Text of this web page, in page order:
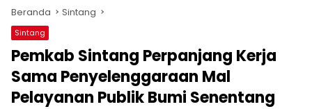
Beranda Sintang
Sintang
Pemkab Sintang Perpanjang Kerja
Sama Penyelenggaraan Mal
Pelayanan Publik Bumi Senentang